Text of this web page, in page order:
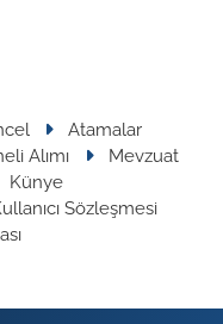
Atamalar
Alımı
Mevzuat
Künye
Sözleşmesi